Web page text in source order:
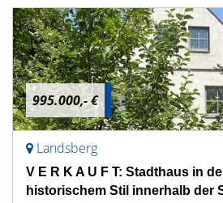
995.000,- €
Landsberg
V E R K A U F T: Stadthaus in
historischem Stil innerhalb der